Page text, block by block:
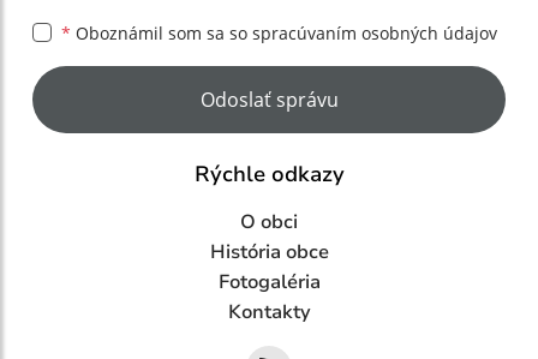
* Oboznámil som sa so spracúvaním osobných údajov
Google reCaptcha Response
Odoslať správu
Rýchle odkazy
O obci
História obce
Fotogaléria
Kontakty